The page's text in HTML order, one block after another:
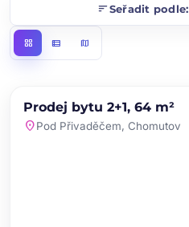
sortSeřadit podle:
grid_view view_list map
PRODEJ NOVINKA
Prodej bytu 2+1, 64 m²
location_onPod Přivaděčem, Chomutov